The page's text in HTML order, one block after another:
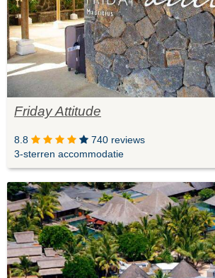
Friday Attitude
8.8
740 reviews
3-sterren accommodatie